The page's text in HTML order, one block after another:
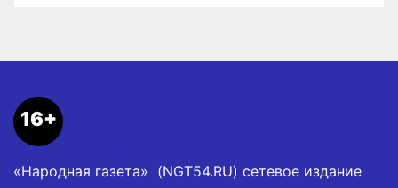
16+
«Народная газета» (NGT54.RU) сетевое издание